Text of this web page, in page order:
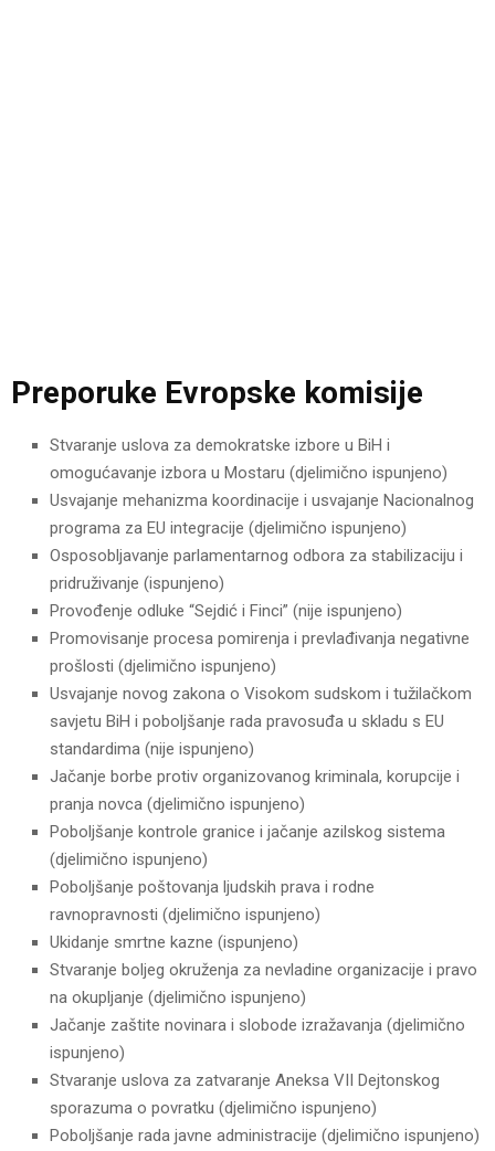
Preporuke Evropske komisije
Stvaranje uslova za demokratske izbore u BiH i
omogućavanje izbora u Mostaru (djelimično ispunjeno)
Usvajanje mehanizma koordinacije i usvajanje Nacionalnog
programa za EU integracije (djelimično ispunjeno)
Osposobljavanje parlamentarnog odbora za stabilizaciju i
pridruživanje (ispunjeno)
Provođenje odluke “Sejdić i Finci” (nije ispunjeno)
Promovisanje procesa pomirenja i prevlađivanja negativne
prošlosti (djelimično ispunjeno)
Usvajanje novog zakona o Visokom sudskom i tužilačkom
savjetu BiH i poboljšanje rada pravosuđa u skladu s EU
standardima (nije ispunjeno)
Jačanje borbe protiv organizovanog kriminala, korupcije i
pranja novca (djelimično ispunjeno)
Poboljšanje kontrole granice i jačanje azilskog sistema
(djelimično ispunjeno)
Poboljšanje poštovanja ljudskih prava i rodne
ravnopravnosti (djelimično ispunjeno)
Ukidanje smrtne kazne (ispunjeno)
Stvaranje boljeg okruženja za nevladine organizacije i pravo
na okupljanje (djelimično ispunjeno)
Jačanje zaštite novinara i slobode izražavanja (djelimično
ispunjeno)
Stvaranje uslova za zatvaranje Aneksa VII Dejtonskog
sporazuma o povratku (djelimično ispunjeno)
Poboljšanje rada javne administracije (djelimično ispunjeno)